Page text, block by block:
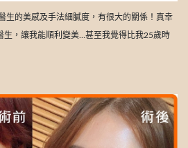
生的美感及手法細膩度，有很大的關係！真幸
生，讓我能順利變美…甚至我覺得比我25歲時